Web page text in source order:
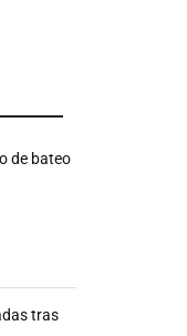
de bateo
tras